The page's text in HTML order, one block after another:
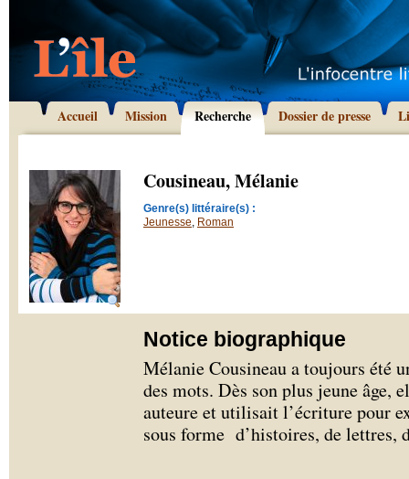
Accueil Mission Recherche Dossier de presse
Cousineau, Mélanie
Genre(s) littéraire(s) :
Jeunesse, Roman
Notice biographique
Mélanie Cousineau a toujours été
des mots. Dès son plus jeune âge,
auteure et utilisait l’écriture pour
sous forme d’histoires, de lettres,